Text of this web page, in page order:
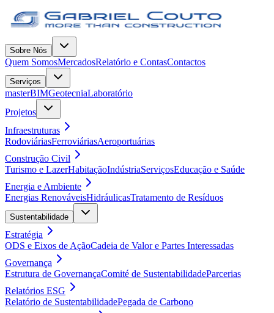
Sobre Nós
Quem SomosMercadosRelatório e ContasContactos
Serviços
masterBIMGeotecniaLaboratório
Projetos
Infraestruturas
RodoviáriasFerroviáriasAeroportuárias
Construção Civil
Turismo e LazerHabitaçãoIndústriaServiçosEducação e Saúde
Energia e Ambiente
Energias RenováveisHidráulicasTratamento de Resíduos
Sustentabilidade
Estratégia
ODS e Eixos de AçãoCadeia de Valor e Partes Interessadas
Governança
Estrutura de GovernançaComité de SustentabilidadeParcerias
Relatórios ESG
Relatório de SustentabilidadePegada de Carbono